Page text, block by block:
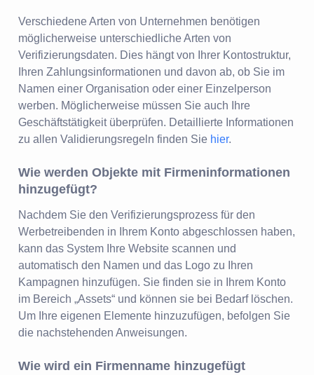
Verschiedene Arten von Unternehmen benötigen
möglicherweise unterschiedliche Arten von
Verifizierungsdaten. Dies hängt von Ihrer Kontostruktur,
Ihren Zahlungsinformationen und davon ab, ob Sie im
Namen einer Organisation oder einer Einzelperson
werben. Möglicherweise müssen Sie auch Ihre
Geschäftstätigkeit überprüfen. Detaillierte Informationen
zu allen Validierungsregeln finden Sie hier.
Wie werden Objekte mit Firmeninformationen
hinzugefügt?
Nachdem Sie den Verifizierungsprozess für den
Werbetreibenden in Ihrem Konto abgeschlossen haben,
kann das System Ihre Website scannen und
automatisch den Namen und das Logo zu Ihren
Kampagnen hinzufügen. Sie finden sie in Ihrem Konto
im Bereich „Assets“ und können sie bei Bedarf löschen.
Um Ihre eigenen Elemente hinzuzufügen, befolgen Sie
die nachstehenden Anweisungen.
Wie wird ein Firmenname hinzugefügt